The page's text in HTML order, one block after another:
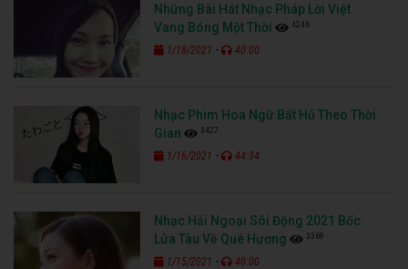
Những Bài Hát Nhạc Pháp Lời Việt
Vang Bóng Một Thời
4246
1/18/2021 - 40:00
Nhạc Phim Hoa Ngữ Bất Hủ Theo Thời
Gian
3427
1/16/2021 - 44:34
Nhạc Hải Ngoại Sôi Động 2021 Bốc
Lửa Tàu Về Quê Hương
3368
1/15/2021 - 40:00